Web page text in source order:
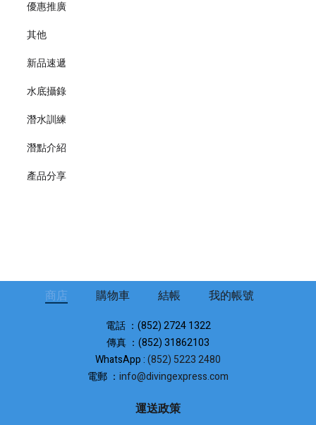
優惠推廣
其他
新品速遞
水底攝錄
潛水訓練
潛點介紹
產品分享
商店 購物車 結帳 我的帳號
電話 ：(852) 2724 1322
傳真 ：(852) 31862103
WhatsApp :(852) 5223 2480
電郵 ： info@divingexpress.com
運送政策